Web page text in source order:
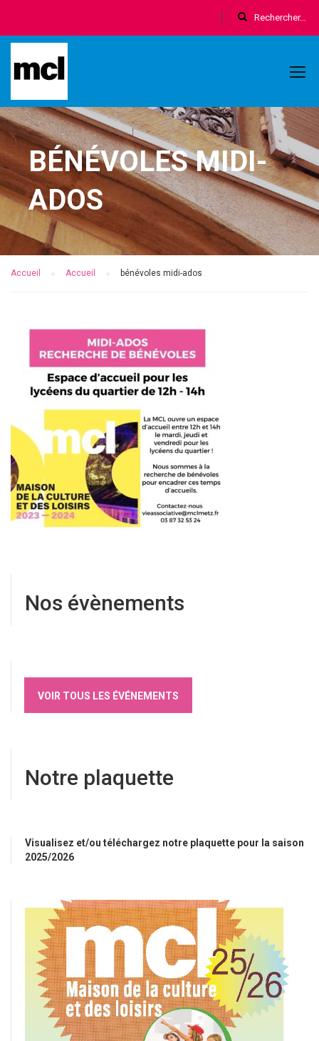
BÉNÉVOLES MIDI-
ADOS
Accueil Accueil bénévoles midi-ados
Nos évènements
VOIR TOUS LES ÉVÉNEMENTS
Notre plaquette
Visualisez et/ou téléchargez notre plaquette pour la saison
2025/2026